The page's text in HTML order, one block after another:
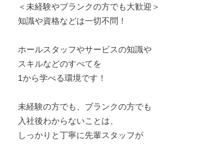
＜未経験やブランクの方でも大歓迎＞
知識や資格などは一切不問！
ホールスタッフやサービスの知識や
スキルなどのすべてを
1から学べる環境です！
未経験の方でも、ブランクの方でも
入社後わからないことは、
しっかりと丁寧に先輩スタッフが